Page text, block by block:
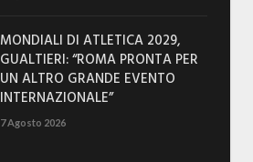
MONDIALI DI ATLETICA 2029,
GUALTIERI: “ROMA PRONTA PER
UN ALTRO GRANDE EVENTO
INTERNAZIONALE”
7 Agosto 2026